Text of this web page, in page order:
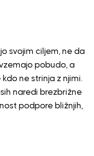
svojim ciljem, ne da
pobudo, a
ne strinja z njimi.
naredi brezbrižne
podpore bližnjih,